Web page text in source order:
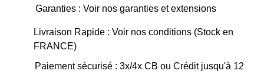
Garanties : Voir nos garanties et extensions
Livraison Rapide : Voir nos conditions (Stock en
FRANCE)
Paiement sécurisé : 3x/4x CB ou Crédit jusqu'à 12